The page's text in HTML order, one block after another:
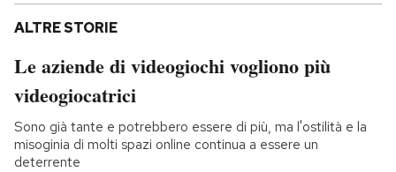
ALTRE STORIE
Le aziende di videogiochi vogliono più
videogiocatrici
Sono già tante e potrebbero essere di più, ma l'ostilità e la
misoginia di molti spazi online continua a essere un
deterrente